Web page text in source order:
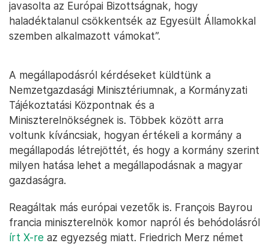
javasolta az Európai Bizottságnak, hogy
haladéktalanul csökkentsék az Egyesült Államokkal
szemben alkalmazott vámokat”.
A megállapodásról kérdéseket küldtünk a
Nemzetgazdasági Minisztériumnak, a Kormányzati
Tájékoztatási Központnak és a
Miniszterelnökségnek is. Többek között arra
voltunk kíváncsiak, hogyan értékeli a kormány a
megállapodás létrejöttét, és hogy a kormány szerint
milyen hatása lehet a megállapodásnak a magyar
gazdaságra.
Reagáltak más európai vezetők is. François Bayrou
francia miniszterelnök komor napról és behódolásról
írt X-re az egyezség miatt. Friedrich Merz német